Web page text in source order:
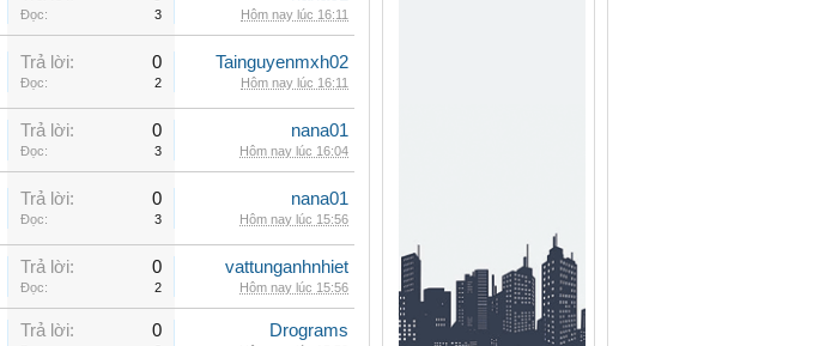
Đọc: 3 Hôm nay lúc 16:11
Trả lời: 0
Đọc: 2
Tainguyenmxh02
Hôm nay lúc 16:11
Trả lời: 0
Đọc: 3
nana01
Hôm nay lúc 16:04
Trả lời: 0
Đọc: 3
nana01
Hôm nay lúc 15:56
Trả lời: 0
Đọc: 2
vattunganhnhiet
Hôm nay lúc 15:56
Trả lời: 0 Drograms